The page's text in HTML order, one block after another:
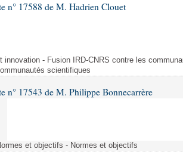
des lois
des lois
d'accès
de droit
n° 17588 de M. Hadrien Clouet
innovation - Fusion IRD-CNRS contre les
scientifiques
n° 17543 de M. Philippe Bonnecarrère
et objectifs - Normes et objectifs